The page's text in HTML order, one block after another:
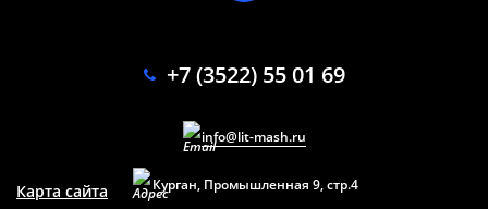
+7 (3522) 55 01 69
info@lit-mash.ru
Курган, Промышленная 9, стр.4
Карта сайта